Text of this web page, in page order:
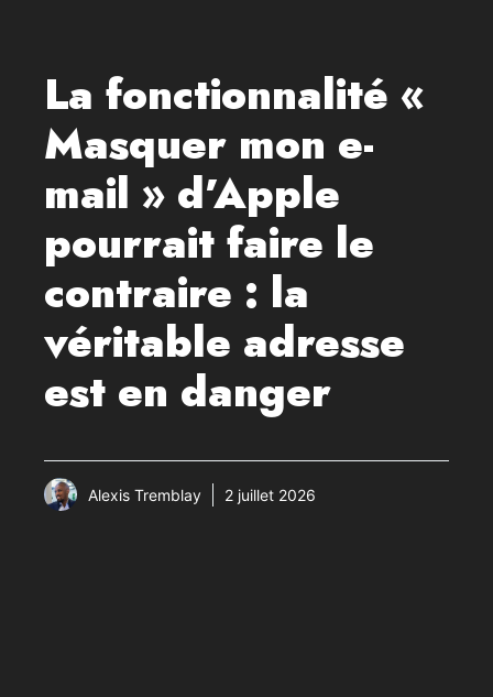
La fonctionnalité «
Masquer mon e-
mail » d’Apple
pourrait faire le
contraire : la
véritable adresse
est en danger
Alexis Tremblay 2 juillet 2026